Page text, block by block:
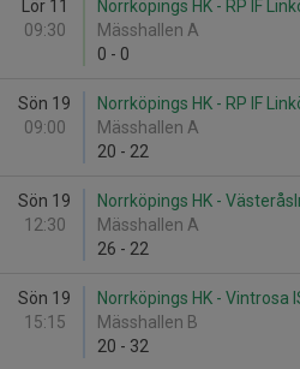
Lör 11
09:30
Norrköpings HK - RP IF
Mässhallen A
0 - 0
Sön 19
09:00
Norrköpings HK - RP IF
Mässhallen A
20 - 22
Sön 19
12:30
Norrköpings HK -
Mässhallen A
26 - 22
Sön 19
15:15
Norrköpings HK - Vintrosa
Mässhallen B
20 - 32